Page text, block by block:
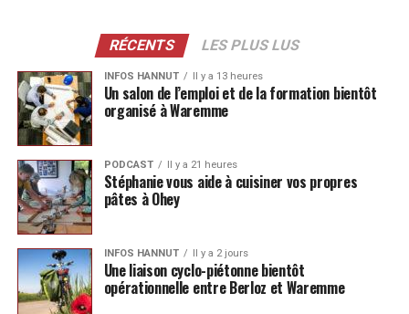
RÉCENTS LES PLUS LUS
INFOS HANNUT Il y a 13 heures
Un salon de l’emploi et de la formation bientôt
organisé à Waremme
PODCAST Il y a 21 heures
Stéphanie vous aide à cuisiner vos propres
pâtes à Ohey
INFOS HANNUT Il y a 2 jours
Une liaison cyclo-piétonne bientôt
opérationnelle entre Berloz et Waremme